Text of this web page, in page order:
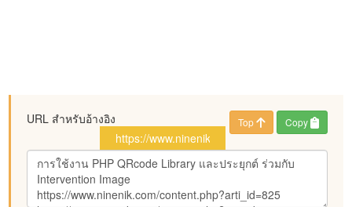
URL สำหรับอ้างอิง Top Copy